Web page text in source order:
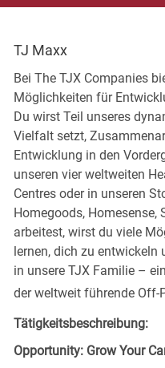
TJ Maxx
Bei The TJX Companies
Möglichkeiten für
Du wirst Teil unseres
Vielfalt setzt,
Entwicklung in den
unseren vier weltweiten
Centres oder in unseren
Homegoods, Homesense,
arbeitest, wirst du viele
lernen, dich zu entwickeln
in unsere TJX Familie –
der weltweit führende Off-
Tätigkeitsbeschreibung:
Opportunity: Grow Your